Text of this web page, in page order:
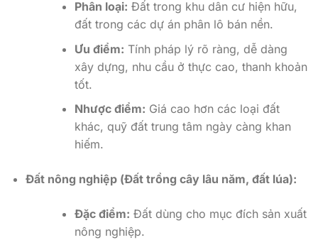
Phân loại: Đất trong khu dân cư hiện hữu,
đất trong các dự án phân lô bán nền.
Ưu điểm: Tính pháp lý rõ ràng, dễ dàng
xây dựng, nhu cầu ở thực cao, thanh khoản
tốt.
Nhược điểm: Giá cao hơn các loại đất
khác, quỹ đất trung tâm ngày càng khan
hiếm.
Đất nông nghiệp (Đất trồng cây lâu năm, đất lúa):
Đặc điểm: Đất dùng cho mục đích sản xuất
nông nghiệp.